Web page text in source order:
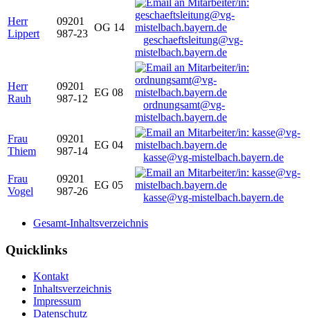
Herr
Lippert
09201
987-23
OG 14
geschaeftsleitung@vg-
mistelbach.bayern.de
Herr
Rauh
09201
987-12
EG 08
ordnungsamt@vg-
mistelbach.bayern.de
Frau
Thiem
09201
987-14
EG 04
kasse@vg-mistelbach.bayern.de
Frau
Vogel
09201
987-26
EG 05
kasse@vg-mistelbach.bayern.de
Gesamt-Inhaltsverzeichnis
Quicklinks
Kontakt
Inhaltsverzeichnis
Impressum
Datenschutz